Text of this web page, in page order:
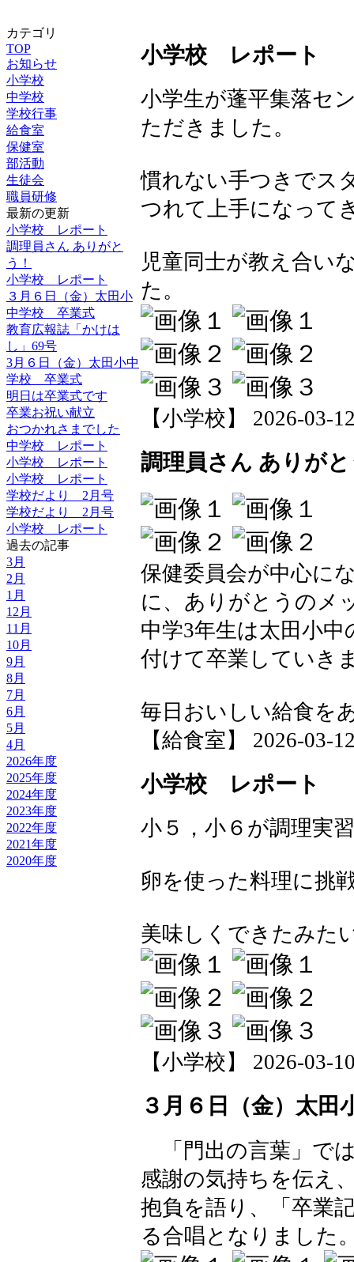
カテゴリ
TOP
お知らせ
小学校
中学校
学校行事
給食室
保健室
部活動
生徒会
職員研修
最新の更新
小学校 レポート
調理員さん ありがと
う！
小学校 レポート
３月６日（金）太田小
中学校 卒業式
教育広報誌「かけは
し」69号
3月６日（金）太田小中
学校 卒業式
明日は卒業式です
卒業お祝い献立
おつかれさまでした
中学校 レポート
小学校 レポート
小学校 レポート
学校だより 2月号
学校だより 2月号
小学校 レポート
過去の記事
3月
2月
1月
12月
11月
10月
9月
8月
7月
6月
5月
4月
2026年度
2025年度
2024年度
2023年度
2022年度
2021年度
2020年度
小学校 レポート
小学生が蓬平集落セ
ただきました。
慣れない手つきでス
つれて上手になって
児童同士が教え合い
た。
【小学校】 2026-03-
調理員さん ありが
保健委員会が中心に
に、ありがとうのメ
中学3年生は太田小
付けて卒業していき
毎日おいしい給食を
【給食室】 2026-03-
小学校 レポート
小５，小６が調理実
卵を使った料理に挑
美味しくできたみた
【小学校】 2026-03-
３月６日（金）太
「門出の言葉」で
感謝の気持ちを伝え
抱負を語り、「卒業
る合唱となりました